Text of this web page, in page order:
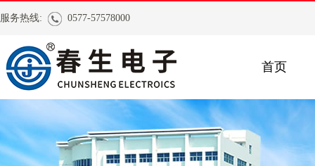
服务热线: 0577-57578000
首页